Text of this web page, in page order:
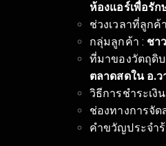
ห้องแอร์เพื่อรั
ช่วงเวลาที่ลูก
กลุ่มลูกค้า : ชา
ที่มาของวัตถุดิบ
ตลาดสดใน อ.
วิธีการชำระเงิน
ช่องทางการจัด
คำขวัญประจำ